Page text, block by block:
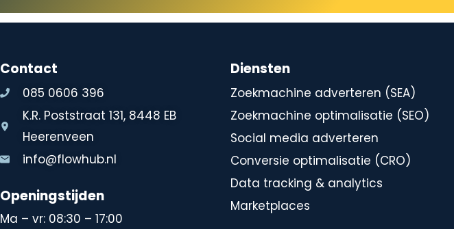
Contact
085 0606 396
K.R. Poststraat 131, 8448 EB
Heerenveen
info@flowhub.nl
Openingstijden
Ma – vr: 08:30 – 17:00
Diensten
Zoekmachine adverteren (SEA)
Zoekmachine optimalisatie (SEO)
Social media adverteren
Conversie optimalisatie (CRO)
Data tracking & analytics
Marketplaces